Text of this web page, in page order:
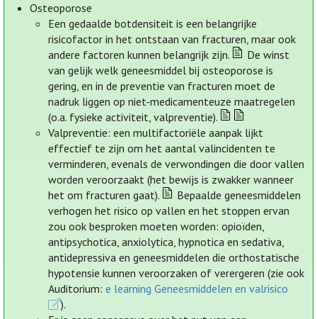
Osteoporose
Een gedaalde botdensiteit is een belangrijke
risicofactor in het ontstaan van fracturen, maar ook
andere factoren kunnen belangrijk zijn.
De winst
van gelijk welk geneesmiddel bij osteoporose is
gering, en in de preventie van fracturen moet de
nadruk liggen op niet-medicamenteuze maatregelen
(o.a. fysieke activiteit, valpreventie).
Valpreventie: een multifactoriële aanpak lijkt
effectief te zijn om het aantal valincidenten te
verminderen, evenals de verwondingen die door vallen
worden veroorzaakt (het bewijs is zwakker wanneer
het om fracturen gaat).
Bepaalde geneesmiddelen
verhogen het risico op vallen en het stoppen ervan
zou ook besproken moeten worden: opioïden,
antipsychotica, anxiolytica, hypnotica en sedativa,
antidepressiva en geneesmiddelen die orthostatische
hypotensie kunnen veroorzaken of verergeren (zie ook
Auditorium:e learning Geneesmiddelen en valrisico
).